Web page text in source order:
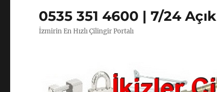
0535 351 4600 | 7/24
İzmirin En Hızlı Çilingir Portalı